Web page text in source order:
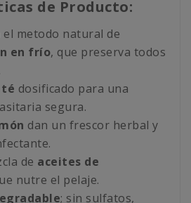
de Producto:
el metodo natural de
en frío, que preserva todos
dosificado para una
segura.
dan un frescor herbal y
de aceites de
nutre el pelaje.
; sin sulfatos,